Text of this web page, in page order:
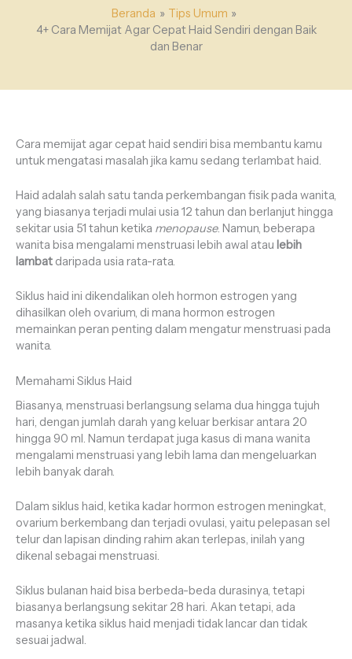
Beranda
Tips Umum
4+ Cara Memijat Agar Cepat Haid Sendiri dengan Baik
dan Benar
Cara memijat agar cepat haid sendiri bisa membantu kamu
untuk mengatasi masalah jika kamu sedang terlambat haid.
Haid adalah salah satu tanda perkembangan fisik pada wanita,
yang biasanya terjadi mulai usia 12 tahun dan berlanjut hingga
sekitar usia 51 tahun ketika menopause. Namun, beberapa
wanita bisa mengalami menstruasi lebih awal atau lebih
lambat daripada usia rata-rata.
Siklus haid ini dikendalikan oleh hormon estrogen yang
dihasilkan oleh ovarium, di mana hormon estrogen
memainkan peran penting dalam mengatur menstruasi pada
wanita.
Memahami Siklus Haid
Biasanya, menstruasi berlangsung selama dua hingga tujuh
hari, dengan jumlah darah yang keluar berkisar antara 20
hingga 90 ml. Namun terdapat juga kasus di mana wanita
mengalami menstruasi yang lebih lama dan mengeluarkan
lebih banyak darah.
Dalam siklus haid, ketika kadar hormon estrogen meningkat,
ovarium berkembang dan terjadi ovulasi, yaitu pelepasan sel
telur dan lapisan dinding rahim akan terlepas, inilah yang
dikenal sebagai menstruasi.
Siklus bulanan haid bisa berbeda-beda durasinya, tetapi
biasanya berlangsung sekitar 28 hari. Akan tetapi, ada
masanya ketika siklus haid menjadi tidak lancar dan tidak
sesuai jadwal.